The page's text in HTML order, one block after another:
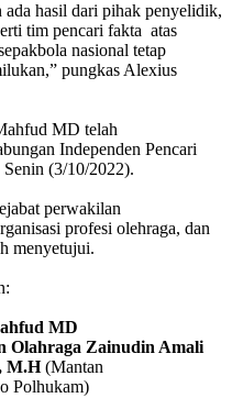
ada hasil dari pihak penyelidik,
tim pencari fakta atas
nasional tetap
pungkas Alexius
MD telah
Independen Pencari
(3/10/2022).
perwakilan
profesi olehraga, dan
menyetujui.
MD
Olahraga Zainudin Amali
M.H(Mantan
Polhukam)